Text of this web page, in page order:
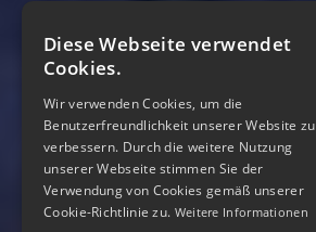
Diese Webseite verwendet
Cookies.
Wir verwenden Cookies, um die
Benutzerfreundlichkeit unserer Website zu
verbessern. Durch die weitere Nutzung
unserer Webseite stimmen Sie der
Verwendung von Cookies gemäß unserer
Cookie-Richtlinie zu. Weitere Informationen